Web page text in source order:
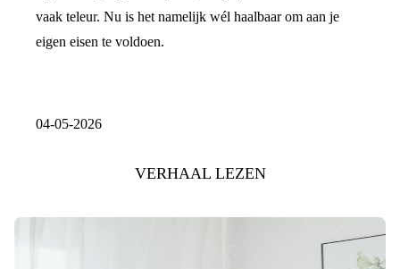
vaak teleur. Nu is het namelijk wél haalbaar om aan je
eigen eisen te voldoen.
04-05-2026
VERHAAL LEZEN